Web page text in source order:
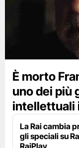
È morto
uno dei più
intellettuali
La Rai cambia
gli speciali su